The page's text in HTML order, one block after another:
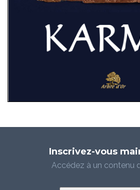
Inscrivez-vous
Accédez à un contenu